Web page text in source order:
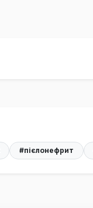
#пієлонефрит